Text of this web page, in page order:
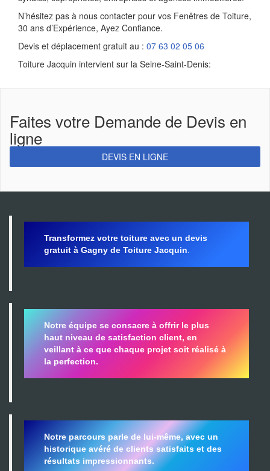
N’hésitez pas à nous contacter pour vos Fenêtres de Toiture,
30 ans d’Expérience, Ayez Confiance.
Devis et déplacement gratuit au : 07 63 02 05 06
Toiture Jacquin intervient sur la Seine-Saint-Denis:
Faites votre Demande de Devis en
ligne
DEVIS EN LIGNE
Transformez votre toiture avec un devis
gratuit à Gagny de Toiture Jacquin
Notre équipe se consacre à offrir le plus
haut niveau de satisfaction client, en
veillant à ce que chaque projet soit réalisé à
la perfection.
Notre parcours parle de lui-même, avec un
historique avéré de clients satisfaits et des
résultats impressionnants.